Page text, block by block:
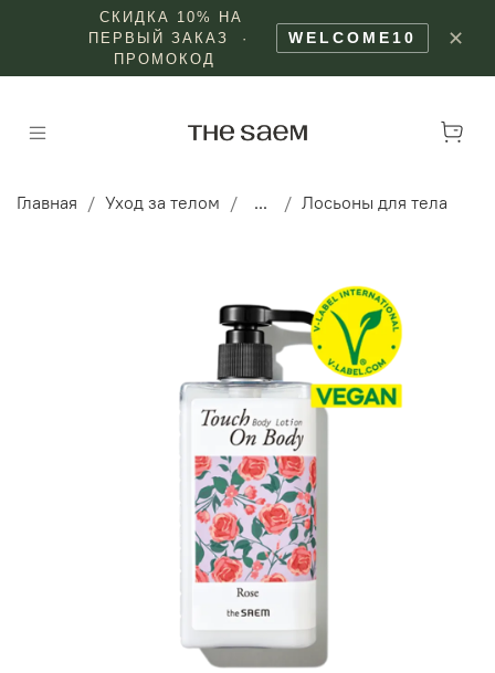
СКИДКА 10% НА
ПЕРВЫЙ ЗАКАЗ ·
ПРОМОКОД
WELCOME10 ✕
Главная Уход за телом ... Лосьоны для тела